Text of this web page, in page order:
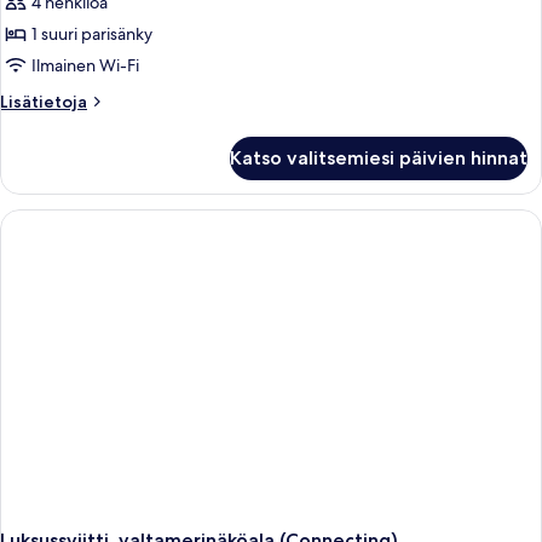
1 suuri parisänky
Ilmainen Wi-Fi
Lisätietoja
Lisätietoja
Katso valitsemiesi päivien hinnat